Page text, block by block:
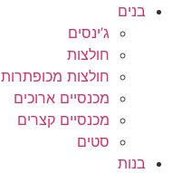
בנים
ג’ינסים
חולצות
חולצות מכופתרות
מכנסיים ארוכים
מכנסיים קצרים
סטים
בנות